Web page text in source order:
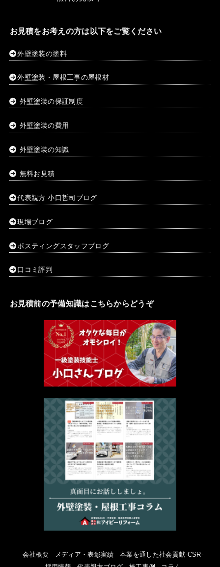
お見積をお考えの方は以下をご覧ください
外壁塗装の塗料
外壁塗装・屋根工事の屋根材
外壁塗装の保証制度
外壁塗装の費用
外壁塗装の知識
無料お見積
代表親方 小口哲司ブログ
現場ブログ
ポスティングスタッフブログ
口コミ評判
お見積前の予備知識はこちらからどうぞ
会社概要 メディア・表彰実績
本業を通した社会貢献-CSR-